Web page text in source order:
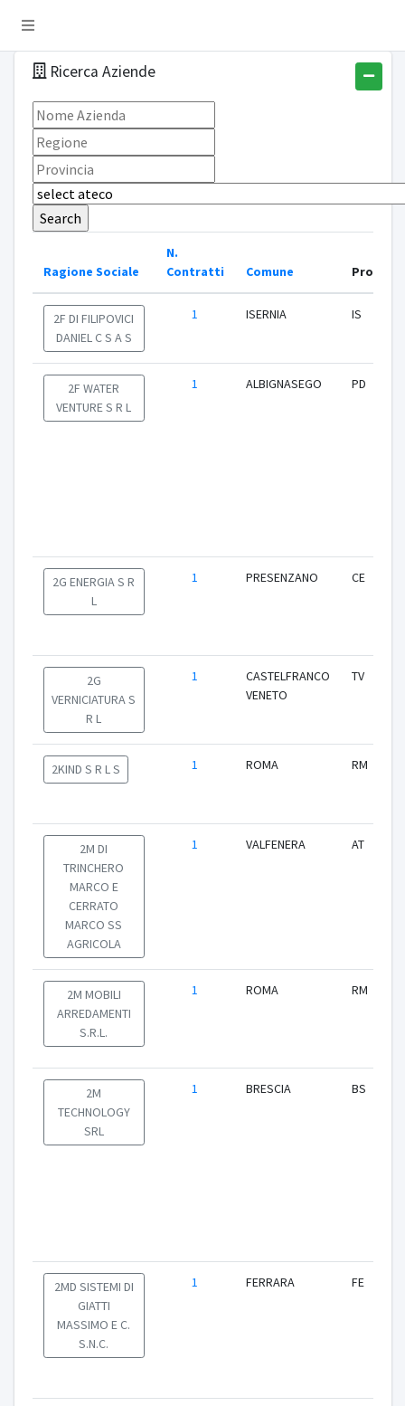
Ricerca Aziende
Ragione Sociale
N.
Contratti
Comune
2F DI FILIPOVICI
DANIEL C S A S
1 ISERNIA IS
2F WATER
VENTURE S R L
1 ALBIGNASEGO PD
2G ENERGIA S R
L
1 PRESENZANO CE
2G
VERNICIATURA S
R L
1
CASTELFRANCO
VENETO
TV
2KIND S R L S 1 ROMA RM
2M DI
TRINCHERO
MARCO E
CERRATO
MARCO SS
AGRICOLA
1 VALFENERA AT
2M MOBILI
ARREDAMENTI
S.R.L.
1 ROMA RM
2M
TECHNOLOGY
SRL
1 BRESCIA BS
2MD SISTEMI DI
GIATTI
MASSIMO E C.
S.N.C.
1 FERRARA FE